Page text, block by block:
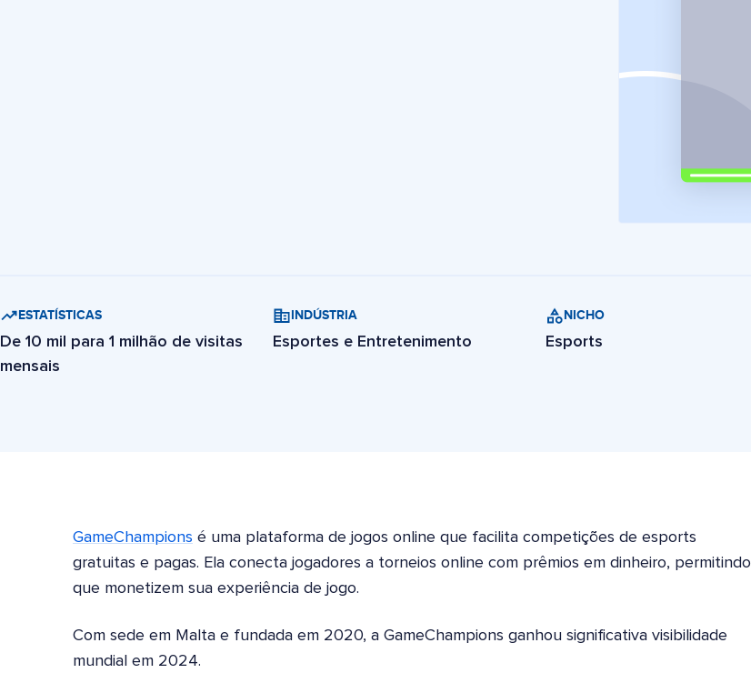
ESTATÍSTICAS
De 10 mil para 1 milhão de visitas
mensais
INDÚSTRIA
Esportes e Entretenimento
NICHO
Esports
GameChampions é uma plataforma de jogos online que facilita competições de esports
gratuitas e pagas. Ela conecta jogadores a torneios online com prêmios em dinheiro, permitindo
que monetizem sua experiência de jogo.
Com sede em Malta e fundada em 2020, a GameChampions ganhou significativa visibilidade
mundial em 2024.